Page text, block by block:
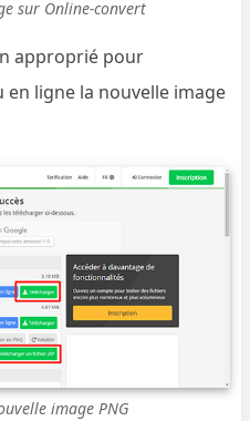
sur Online-convert
approprié pour
ligne la nouvelle image
image PNG